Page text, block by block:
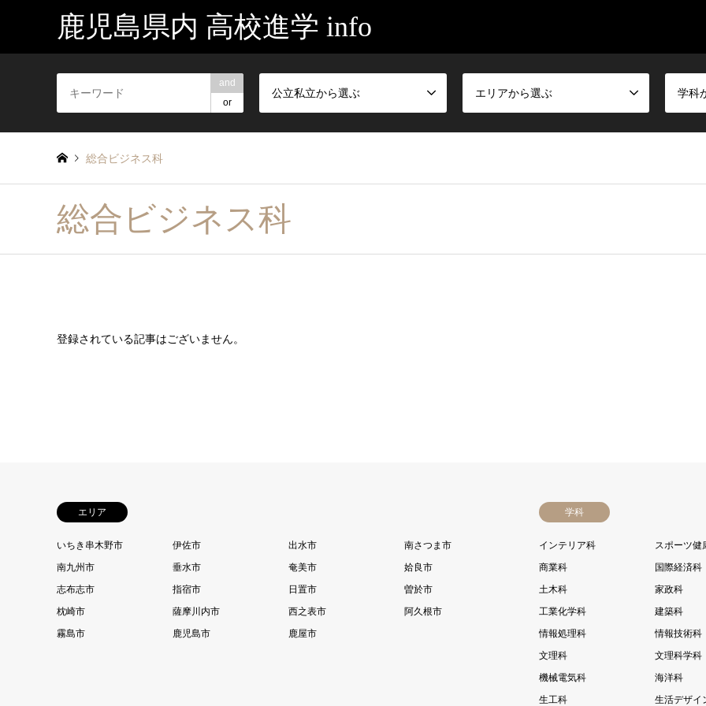
鹿児島県内 高校進学 info
and
or
公立私立から選ぶ エリアから選ぶ 学科
総合ビジネス科
総合ビジネス科
登録されている記事はございません。
エリア
いちき串木野市 伊佐市 出水市
南さつま市
南九州市
垂水市 奄美市
姶良市
志布志市
指宿市 日置市
曽於市
枕崎市
薩摩川内市 西之表市
阿久根市
霧島市
鹿児島市 鹿屋市
学科
インテリア科
スポーツ健
商業科
国際経済科
土木科
家政科
工業化学科
建築科
情報処理科
情報技術科
文理科
文理科学科
機械電気科
海洋科
生工科
生活デザイ